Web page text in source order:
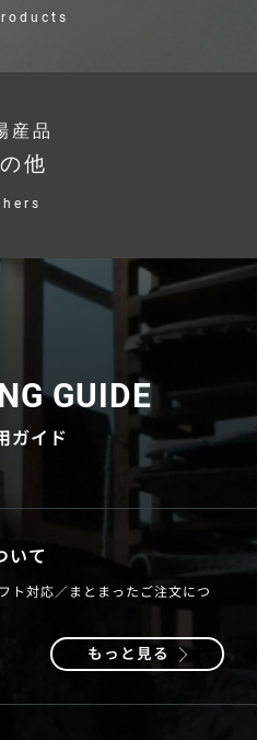
産品
他
GUIDE
ガイド
いて
ト対応／まとまったご注文につ
もっと見る